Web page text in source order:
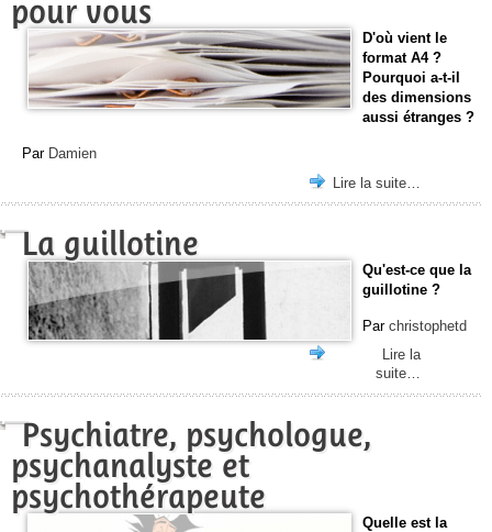
pour vous
D'où vient le
format A4 ?
Pourquoi a-t-il
des dimensions
aussi étranges ?
Par Damien
Lire la suite…
La guillotine
Qu'est-ce que la
guillotine ?
Par christophetd
Lire la
suite…
Psychiatre, psychologue,
psychanalyste et
psychothérapeute
Quelle est la